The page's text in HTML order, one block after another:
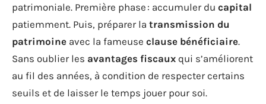
patrimoniale. Première phase : accumuler du capital
patiemment. Puis, préparer la transmission du
patrimoine avec la fameuse clause bénéficiaire.
Sans oublier les avantages fiscaux qui s’améliorent
au fil des années, à condition de respecter certains
seuils et de laisser le temps jouer pour soi.